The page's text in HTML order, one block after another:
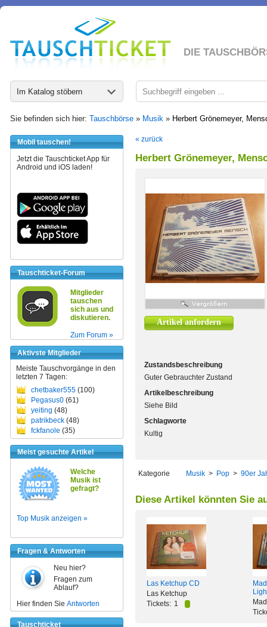
DIE
Im Katalog stöbern
Sie befinden sich hier: Tauschbörse » Musik » Herbert Grönemeyer,
Mobil tauschen!
Jetzt die Tauschticket App für
Android und iOS laden!
Tauschticket-Forum
Mitglieder
tauschen
sich aus und
diskutieren.
Zum Forum »
Aktivste Mitglieder
Meiste Tauschvorgänge in den
letzten 7 Tagen:
chetbaker555 (100)
Pegasus0 (61)
yeiting (48)
patrikbeck (48)
fckfanole (35)
Meist gesuchte Artikel
Welche
Musik ist
gefragt?
Top Musik anzeigen »
Fragen & Antworten
Neu hier?
Fragen zum
Ablauf?
Hier finden Sie Antworten
Tauschticket
« zurück
Herbert Grönemeyer,
Artikel anfordern
Zustandsbeschreibung
Guter Gebrauchter Zustand
Artikelbeschreibung
Siehe Bild
Schlagworte
Kultig
Kategorie Musik > Pop > 90er
Diese Artikel könnten Sie
Las Ketchup CD
Las Ketchup
Tickets: 1